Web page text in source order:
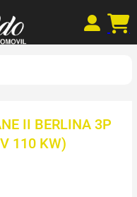
II BERLINA 3P
110 KW)